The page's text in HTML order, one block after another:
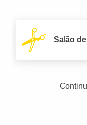
Salão